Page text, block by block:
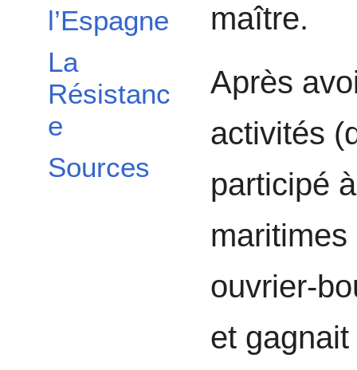
l’Espagne
La
Résistanc
e
Sources
maître.
Après
activités
participé
ouvrier-
et